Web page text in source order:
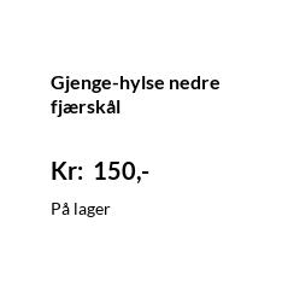
Gjenge-hylse nedre
fjærskål
150,-
På lager